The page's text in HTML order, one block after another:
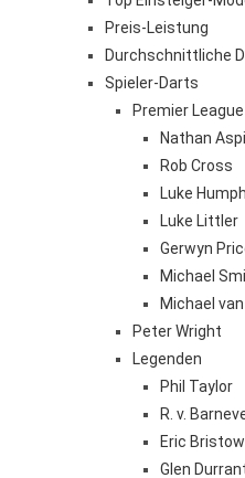
Preis-Leistung
Durchschnittliche
Spieler-Darts
Premier
Nathan
Rob Cross
Luke
Luke Littler
Gerwyn
Michael
Michael
Peter Wright
Legenden
Phil Taylor
R. v.
Eric Bristow
Glen